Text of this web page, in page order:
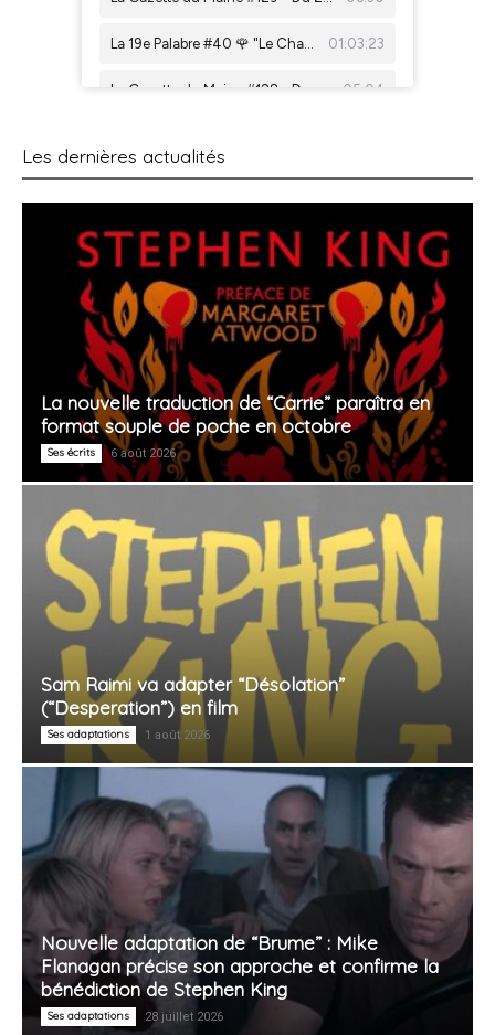
Les dernières actualités
La nouvelle traduction de “Carrie” paraîtra en
format souple de poche en octobre
Ses écrits 6 août 2026
Sam Raimi va adapter “Désolation”
(“Desperation”) en film
Ses adaptations 1 août 2026
Nouvelle adaptation de “Brume” : Mike
Flanagan précise son approche et confirme la
bénédiction de Stephen King
Ses adaptations 28 juillet 2026